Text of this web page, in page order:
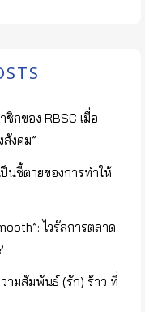
ชิกของ RBSC เมื่อ
งคม”
นชี้ตายของการทำให้
ไวรัลการตลาด
ามสัมพันธ์ (รัก) ร้าว ที่